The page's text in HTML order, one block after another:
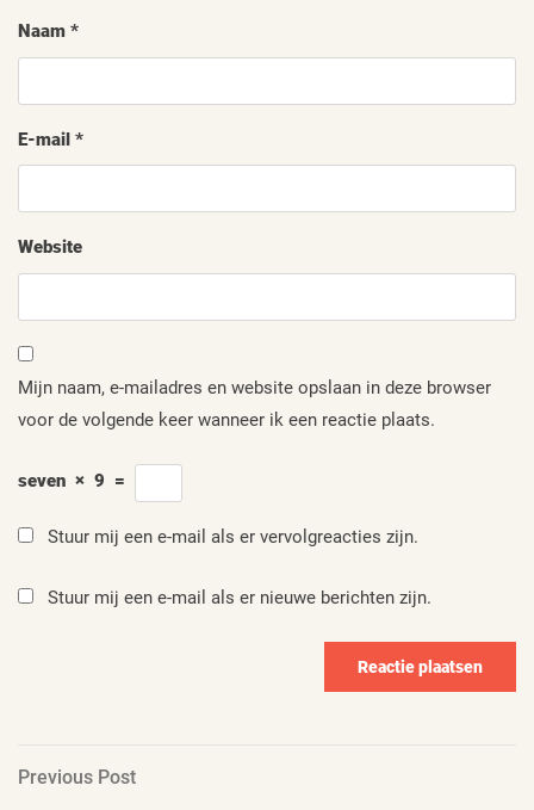
Naam *
E-mail *
Website
Mijn naam, e-mailadres en website opslaan in deze browser
voor de volgende keer wanneer ik een reactie plaats.
seven × 9 =
Stuur mij een e-mail als er vervolgreacties zijn.
Stuur mij een e-mail als er nieuwe berichten zijn.
Berichtnavigatie
Previous
Previous Post